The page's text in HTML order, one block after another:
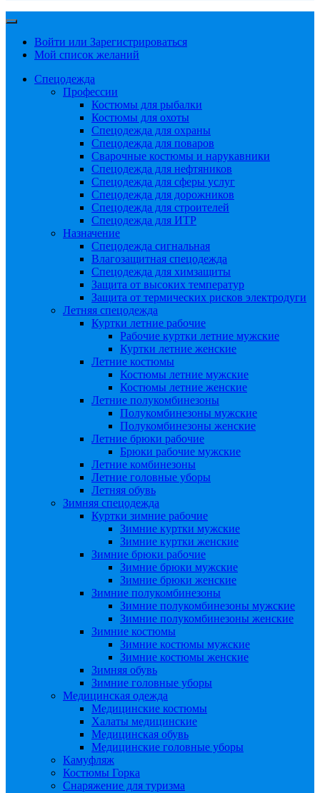
Войти или Зарегистрироваться
Мой список желаний
Спецодежда
Профессии
Костюмы для рыбалки
Костюмы для охоты
Спецодежда для охраны
Спецодежда для поваров
Сварочные костюмы и нарукавники
Спецодежда для нефтяников
Спецодежда для сферы услуг
Спецодежда для дорожников
Спецодежда для строителей
Спецодежда для ИТР
Назначение
Спецодежда сигнальная
Влагозащитная спецодежда
Спецодежда для химзащиты
Защита от высоких температур
Защита от термических рисков электродуги
Летняя спецодежда
Куртки летние рабочие
Рабочие куртки летние мужские
Куртки летние женские
Летние костюмы
Костюмы летние мужские
Костюмы летние женские
Летние полукомбинезоны
Полукомбинезоны мужские
Полукомбинезоны женские
Летние брюки рабочие
Брюки рабочие мужские
Летние комбинезоны
Летние головные уборы
Летняя обувь
Зимняя спецодежда
Куртки зимние рабочие
Зимние куртки мужские
Зимние куртки женские
Зимние брюки рабочие
Зимние брюки мужские
Зимние брюки женские
Зимние полукомбинезоны
Зимние полукомбинезоны мужские
Зимние полукомбинезоны женские
Зимние костюмы
Зимние костюмы мужские
Зимние костюмы женские
Зимняя обувь
Зимние головные уборы
Медицинская одежда
Медицинские костюмы
Халаты медицинские
Медицинская обувь
Медицинские головные уборы
Камуфляж
Костюмы Горка
Снаряжение для туризма